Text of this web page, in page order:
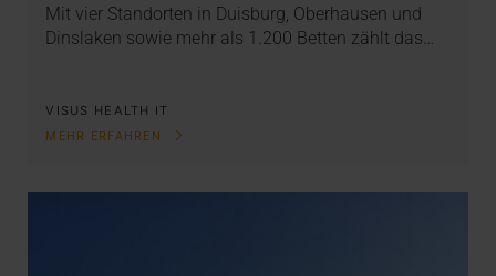
Mit vier Standorten in Duisburg, Oberhausen und
Dinslaken sowie mehr als 1.200 Betten zählt das…
VISUS HEALTH IT
MEHR ERFAHREN